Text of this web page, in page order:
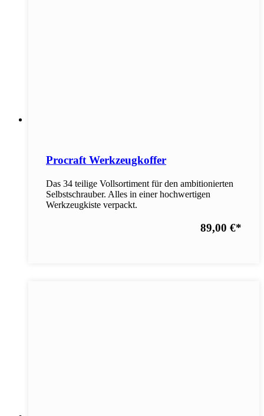
Procraft Werkzeugkoffer
Das 34 teilige Vollsortiment für den ambitionierten
Selbstschrauber. Alles in einer hochwertigen
Werkzeugkiste verpackt.
89,00 €*